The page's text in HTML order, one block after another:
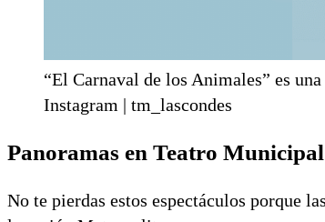
“El Carnaval de los Animales” es
Instagram | tm_lascondes
Panoramas en Teatro
No te pierdas estos espectáculos porque